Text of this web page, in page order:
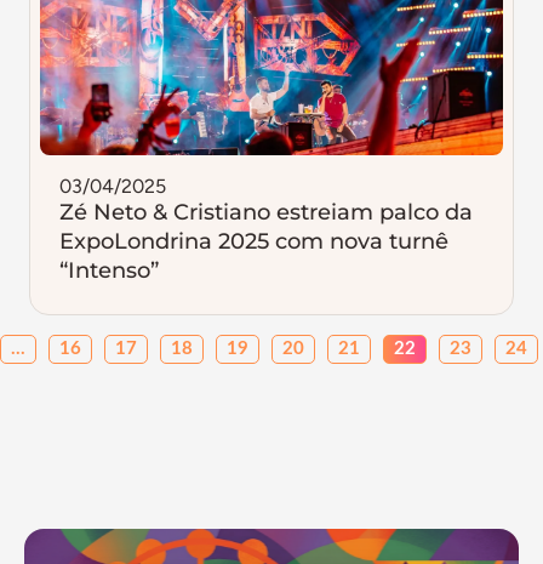
03/04/2025
Zé Neto & Cristiano estreiam palco da
ExpoLondrina 2025 com nova turnê
“Intenso”
… 16 17 18 19 20 21 22 23 24